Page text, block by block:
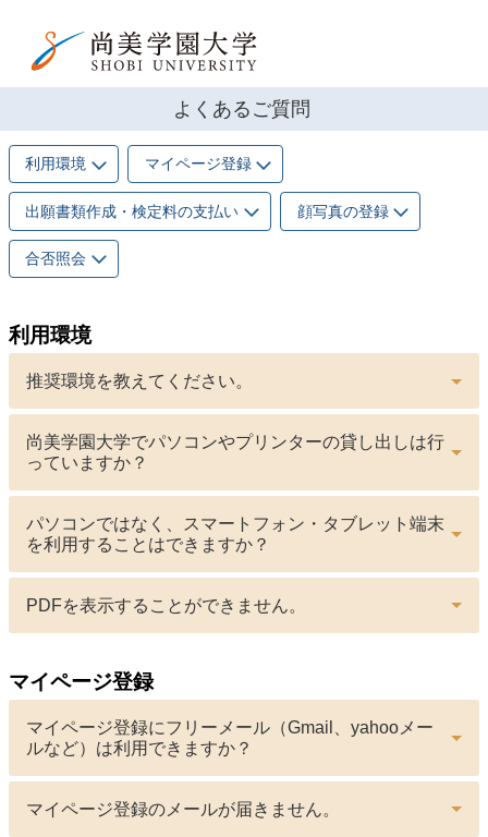
よくあるご質問
利用環境 マイページ登録
出願書類作成・検定料の支払い 顔写真の登録
合否照会
利用環境
推奨環境を教えてください。
尚美学園大学でパソコンやプリンターの貸し出しは行
っていますか？
パソコンではなく、スマートフォン・タブレット端末
を利用することはできますか？
PDFを表示することができません。
マイページ登録
マイページ登録にフリーメール（Gmail、yahooメー
ルなど）は利用できますか？
マイページ登録のメールが届きません。